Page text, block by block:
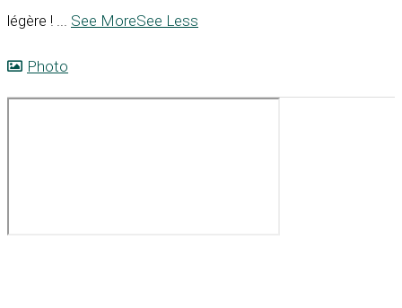
légère !
See MoreSee Less
Photo